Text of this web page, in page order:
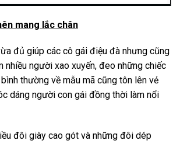
mang lắc chân
đủ giúp các cô gái điệu đà nhưng cũng
nhiều người xao xuyến, đeo những chiếc
thường về mẫu mã cũng tôn lên vẻ
dáng người con gái đồng thời làm nổi
đôi giày cao gót và những đôi dép